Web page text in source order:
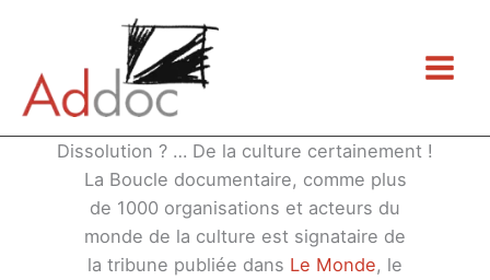
contenu
Dissolution ? … De la culture certainement !
La Boucle documentaire, comme plus
de 1000 organisations et acteurs du
monde de la culture est signataire de
la tribune publiée dans Le Monde, le